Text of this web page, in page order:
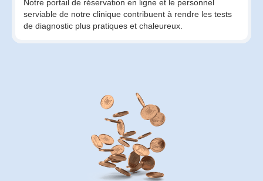
Notre portail de réservation en ligne et le personnel
serviable de notre clinique contribuent à rendre les tests
de diagnostic plus pratiques et chaleureux.